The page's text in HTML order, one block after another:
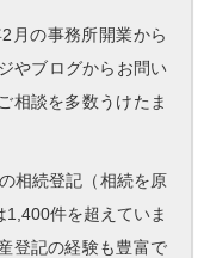
月の事務所開業から
やブログからお問い
相談を多数うけたま
相続登記（相続を原
件を超えていま
登記の経験も豊富で